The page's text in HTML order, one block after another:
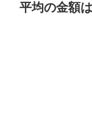
平均の金額